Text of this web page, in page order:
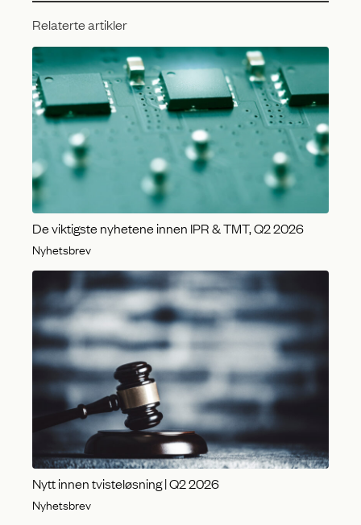
Relaterte artikler
De viktigste nyhetene innen IPR & TMT, Q2 2026
Nyhetsbrev
Nytt innen tvisteløsning | Q2 2026
Nyhetsbrev